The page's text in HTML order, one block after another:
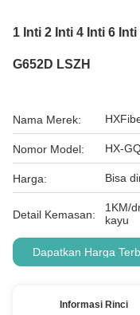
1 Inti 2 Inti 4 Inti 6
G652D LSZH
Nama Merek:
Nomor Model: HX-
Harga: Bisa
Detail Kemasan:
1KM/
kayu
Dapatkan Harga
Informasi Rinci